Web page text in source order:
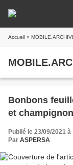
Accueil »
Bonbons
et
Publié le 23/09/2021 à
Par ASPERSA